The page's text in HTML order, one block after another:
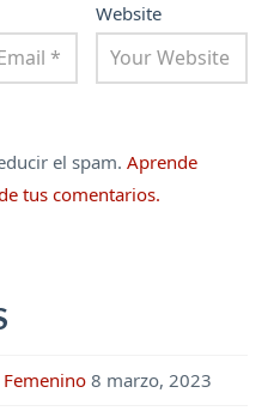
Website
el spam.Aprende
tus comentarios.
8 marzo, 2023